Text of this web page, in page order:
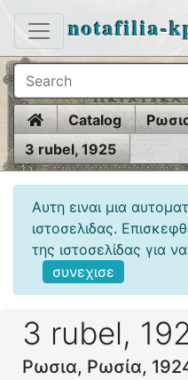
notafilia-
HomeCatalog
3 rubel, 1925
Αυτη ειναι μια
ιστοσελιδας.
της ιστοσελίδας για
συνεχισε
3 rubel,
Ρωσια, Ρωσία,